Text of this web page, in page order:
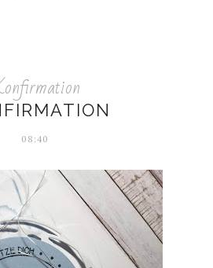
08:40